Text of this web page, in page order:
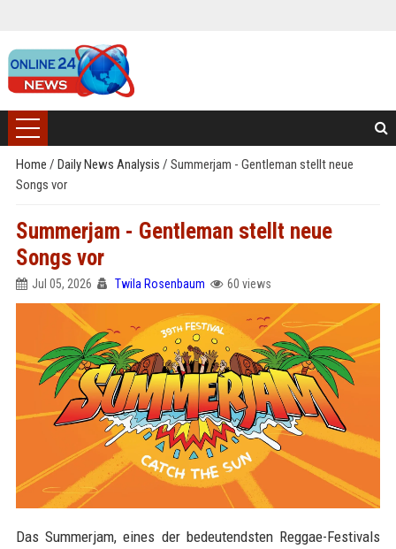
Home / Daily News Analysis / Summerjam - Gentleman stellt neue
Songs vor
Summerjam - Gentleman stellt neue
Songs vor
Jul 05, 2026 Twila Rosenbaum 60 views
Das Summerjam, eines der bedeutendsten Reggae-Festivals